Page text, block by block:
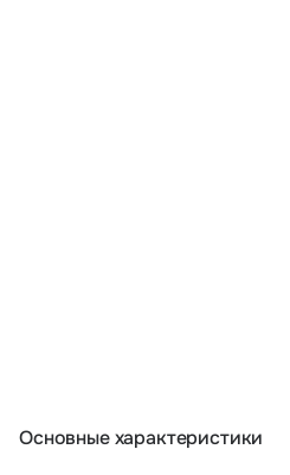
Основные характеристики